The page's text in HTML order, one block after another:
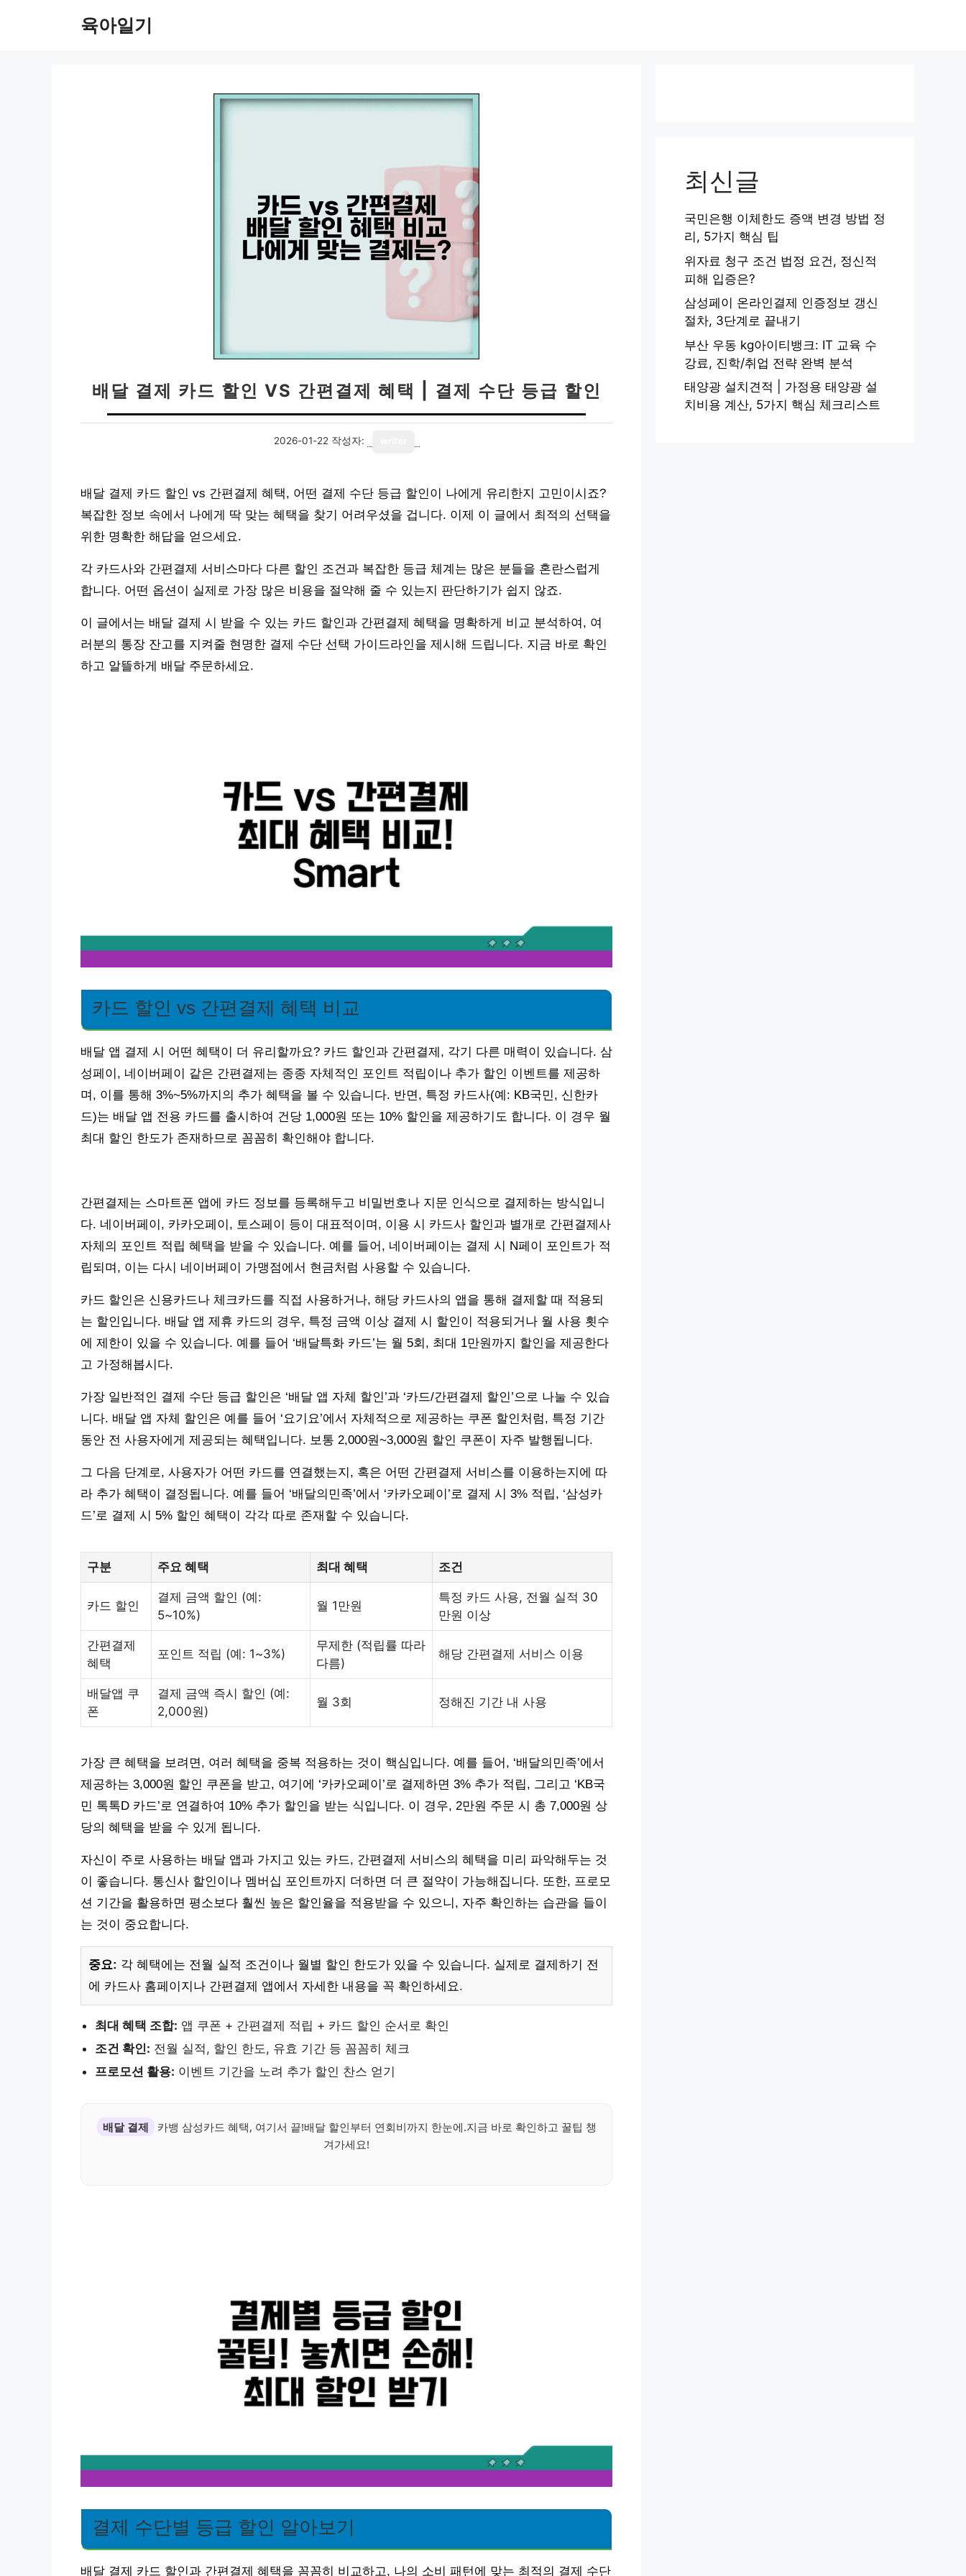
육아일기
배달 결제 카드 할인 VS 간편결제 혜택 | 결제 수단 등급 할인
2026-01-22 작성자:
배달 결제 카드 할인 vs 간편결제 혜택, 어떤 결제 수단 등급 할인이 나에게 유리한지 고민이시죠?
복잡한 정보 속에서 나에게 딱 맞는 혜택을 찾기 어려우셨을 겁니다. 이제 이 글에서 최적의 선택을
위한 명확한 해답을 얻으세요.
각 카드사와 간편결제 서비스마다 다른 할인 조건과 복잡한 등급 체계는 많은 분들을 혼란스럽게
합니다. 어떤 옵션이 실제로 가장 많은 비용을 절약해 줄 수 있는지 판단하기가 쉽지 않죠.
이 글에서는 배달 결제 시 받을 수 있는 카드 할인과 간편결제 혜택을 명확하게 비교 분석하여, 여
러분의 통장 잔고를 지켜줄 현명한 결제 수단 선택 가이드라인을 제시해 드립니다. 지금 바로 확인
하고 알뜰하게 배달 주문하세요.
카드 할인 vs 간편결제 혜택 비교
배달 앱 결제 시 어떤 혜택이 더 유리할까요? 카드 할인과 간편결제, 각기 다른 매력이 있습니다. 삼
성페이, 네이버페이 같은 간편결제는 종종 자체적인 포인트 적립이나 추가 할인 이벤트를 제공하
며, 이를 통해 3%~5%까지의 추가 혜택을 볼 수 있습니다. 반면, 특정 카드사(예: KB국민, 신한카
드)는 배달 앱 전용 카드를 출시하여 건당 1,000원 또는 10% 할인을 제공하기도 합니다. 이 경우 월
최대 할인 한도가 존재하므로 꼼꼼히 확인해야 합니다.
간편결제는 스마트폰 앱에 카드 정보를 등록해두고 비밀번호나 지문 인식으로 결제하는 방식입니
다. 네이버페이, 카카오페이, 토스페이 등이 대표적이며, 이용 시 카드사 할인과 별개로 간편결제사
자체의 포인트 적립 혜택을 받을 수 있습니다. 예를 들어, 네이버페이는 결제 시 N페이 포인트가 적
립되며, 이는 다시 네이버페이 가맹점에서 현금처럼 사용할 수 있습니다.
카드 할인은 신용카드나 체크카드를 직접 사용하거나, 해당 카드사의 앱을 통해 결제할 때 적용되
는 할인입니다. 배달 앱 제휴 카드의 경우, 특정 금액 이상 결제 시 할인이 적용되거나 월 사용 횟수
에 제한이 있을 수 있습니다. 예를 들어 ‘배달특화 카드’는 월 5회, 최대 1만원까지 할인을 제공한다
고 가정해봅시다.
가장 일반적인 결제 수단 등급 할인은 ‘배달 앱 자체 할인’과 ‘카드/간편결제 할인’으로 나눌 수 있습
니다. 배달 앱 자체 할인은 예를 들어 ‘요기요’에서 자체적으로 제공하는 쿠폰 할인처럼, 특정 기간
동안 전 사용자에게 제공되는 혜택입니다. 보통 2,000원~3,000원 할인 쿠폰이 자주 발행됩니다.
그 다음 단계로, 사용자가 어떤 카드를 연결했는지, 혹은 어떤 간편결제 서비스를 이용하는지에 따
라 추가 혜택이 결정됩니다. 예를 들어 ‘배달의민족’에서 ‘카카오페이’로 결제 시 3% 적립, ‘삼성카
드’로 결제 시 5% 할인 혜택이 각각 따로 존재할 수 있습니다.
구분 주요 혜택 최대 혜택 조건
카드 할인
결제 금액 할인 (예:
5~10%)
월 1만원
특정 카드 사용, 전월 실적 30
만원 이상
간편결제
혜택
포인트 적립 (예: 1~3%)
무제한 (적립률 따라
다름)
해당 간편결제 서비스 이용
배달앱 쿠
폰
결제 금액 즉시 할인 (예:
2,000원)
월 3회 정해진 기간 내 사용
가장 큰 혜택을 보려면, 여러 혜택을 중복 적용하는 것이 핵심입니다. 예를 들어, ‘배달의민족’에서
제공하는 3,000원 할인 쿠폰을 받고, 여기에 ‘카카오페이’로 결제하면 3% 추가 적립, 그리고 ‘KB국
민 톡톡D 카드’로 연결하여 10% 추가 할인을 받는 식입니다. 이 경우, 2만원 주문 시 총 7,000원 상
당의 혜택을 받을 수 있게 됩니다.
자신이 주로 사용하는 배달 앱과 가지고 있는 카드, 간편결제 서비스의 혜택을 미리 파악해두는 것
이 좋습니다. 통신사 할인이나 멤버십 포인트까지 더하면 더 큰 절약이 가능해집니다. 또한, 프로모
션 기간을 활용하면 평소보다 훨씬 높은 할인율을 적용받을 수 있으니, 자주 확인하는 습관을 들이
는 것이 중요합니다.
중요: 각 혜택에는 전월 실적 조건이나 월별 할인 한도가 있을 수 있습니다. 실제로 결제하기 전
에 카드사 홈페이지나 간편결제 앱에서 자세한 내용을 꼭 확인하세요.
최대 혜택 조합: 앱 쿠폰 + 간편결제 적립 + 카드 할인 순서로 확인
조건 확인: 전월 실적, 할인 한도, 유효 기간 등 꼼꼼히 체크
프로모션 활용: 이벤트 기간을 노려 추가 할인 찬스 얻기
배달 결제
카뱅 삼성카드 혜택, 여기서 끝!배달 할인부터 연회비까지 한눈에.지금 바로 확인하고 꿀팁 챙
겨가세요!
결제 수단별 등급 할인 알아보기
배달 결제 카드 할인과 간편결제 혜택을 꼼꼼히 비교하고, 나의 소비 패턴에 맞는 최적의 결제 수단
최신글
국민은행 이체한도 증액 변경 방법 정
리, 5가지 핵심 팁
위자료 청구 조건 법정 요건, 정신적
피해 입증은?
삼성페이 온라인결제 인증정보 갱신
절차, 3단계로 끝내기
부산 우동 kg아이티뱅크: IT 교육 수
강료, 진학/취업 전략 완벽 분석
태양광 설치견적 | 가정용 태양광 설
치비용 계산, 5가지 핵심 체크리스트